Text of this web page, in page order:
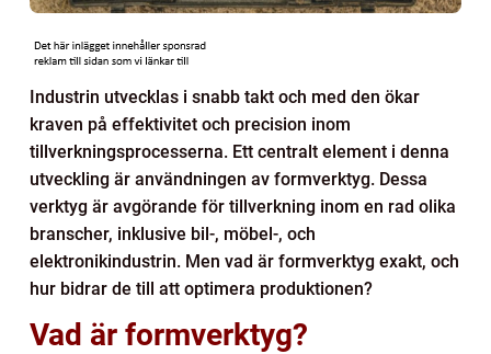
Industrin utvecklas i snabb takt och med den ökar
kraven på effektivitet och precision inom
tillverkningsprocesserna. Ett centralt element i denna
utveckling är användningen av formverktyg. Dessa
verktyg är avgörande för tillverkning inom en rad olika
branscher, inklusive bil-, möbel-, och
elektronikindustrin. Men vad är formverktyg exakt, och
hur bidrar de till att optimera produktionen?
Vad är formverktyg?